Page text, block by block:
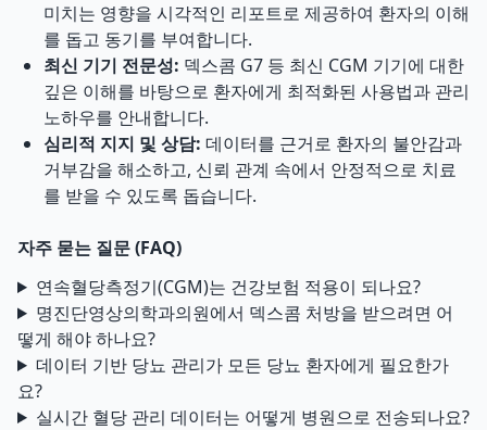
미치는 영향을 시각적인 리포트로 제공하여 환자의 이해
를 돕고 동기를 부여합니다.
최신 기기 전문성: 덱스콤 G7 등 최신 CGM 기기에 대한
깊은 이해를 바탕으로 환자에게 최적화된 사용법과 관리
노하우를 안내합니다.
심리적 지지 및 상담: 데이터를 근거로 환자의 불안감과
거부감을 해소하고, 신뢰 관계 속에서 안정적으로 치료
를 받을 수 있도록 돕습니다.
자주 묻는 질문 (FAQ)
연속혈당측정기(CGM)는 건강보험 적용이 되나요?
명진단영상의학과의원에서 덱스콤 처방을 받으려면 어
떻게 해야 하나요?
데이터 기반 당뇨 관리가 모든 당뇨 환자에게 필요한가
요?
실시간 혈당 관리 데이터는 어떻게 병원으로 전송되나요?